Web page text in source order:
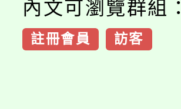
內文可瀏覽群組：
註冊會員 訪客